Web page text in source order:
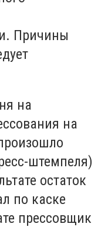
Причины
на
на
штемпеля)
остаток
по каске
прессовщик